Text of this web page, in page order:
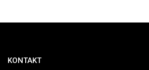
KONTAKT